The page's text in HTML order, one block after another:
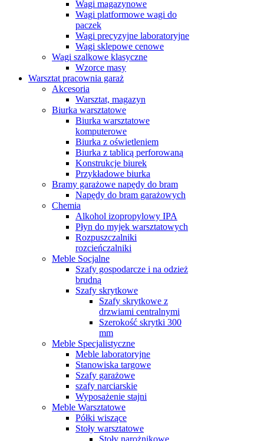
Wagi magazynowe
Wagi platformowe wagi do
paczek
Wagi precyzyjne laboratoryjne
Wagi sklepowe cenowe
Wagi szalkowe klasyczne
Wzorce masy
Warsztat pracownia garaż
Akcesoria
Warsztat, magazyn
Biurka warsztatowe
Biurka warsztatowe
komputerowe
Biurka z oświetleniem
Biurka z tablicą perforowaną
Konstrukcje biurek
Przykładowe biurka
Bramy garażowe napędy do bram
Napędy do bram garażowych
Chemia
Alkohol izopropylowy IPA
Płyn do myjek warsztatowych
Rozpuszczalniki
rozcieńczalniki
Meble Socjalne
Szafy gospodarcze i na odzież
brudną
Szafy skrytkowe
Szafy skrytkowe z
drzwiami centralnymi
Szerokość skrytki 300
mm
Meble Specjalistyczne
Meble laboratoryjne
Stanowiska targowe
Szafy garażowe
szafy narciarskie
Wyposażenie stajni
Meble Warsztatowe
Półki wiszące
Stoły warsztatowe
Stoły narożnikowe